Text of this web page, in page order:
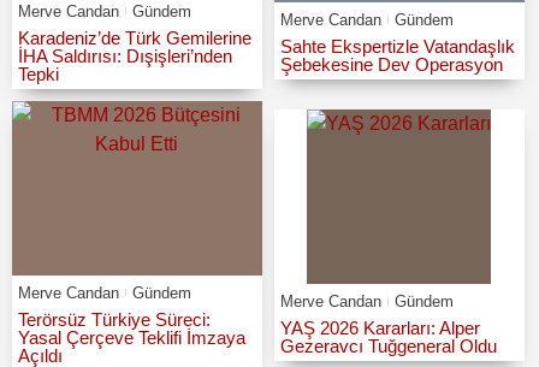
Merve Candan Gündem
Karadeniz’de Türk Gemilerine
İHA Saldırısı: Dışişleri’nden
Tepki
Merve Candan Gündem
Sahte Ekspertizle Vatandaşlık
Şebekesine Dev Operasyon
Merve Candan Gündem
Terörsüz Türkiye Süreci:
Yasal Çerçeve Teklifi İmzaya
Açıldı
Merve Candan Gündem
YAŞ 2026 Kararları: Alper
Gezeravcı Tuğgeneral Oldu